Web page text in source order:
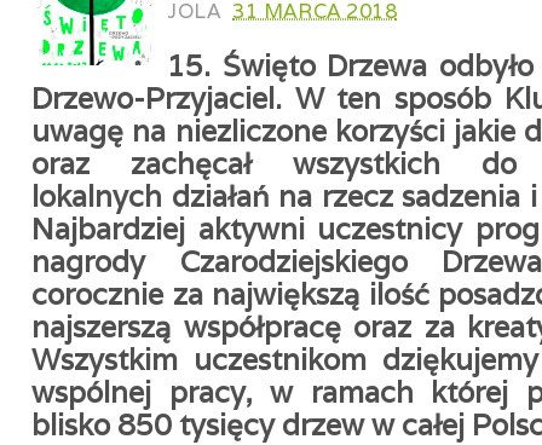
JOLA 31 MARCA 2018
15. Święto Drzewa
Drzewo-Przyjaciel. W ten sposób
uwagę na niezliczone korzyści jakie
oraz zachęcał wszystkich do
lokalnych działań na rzecz sadzenia
Najbardziej aktywni uczestnicy
nagrody Czarodziejskiego
corocznie za największą ilość
najszerszą współpracę oraz za
Wszystkim uczestnikom
wspólnej pracy, w ramach której
blisko 850 tysięcy drzew w całej